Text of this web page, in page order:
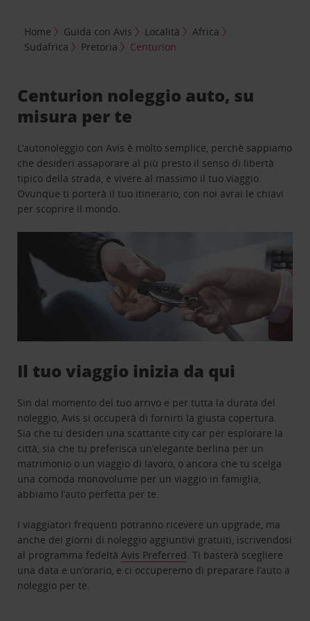
Home Guida con Avis Località
Africa
Sudafrica
Pretoria Centurion
Centurion noleggio auto, su
misura per te
L’autonoleggio con Avis è molto semplice, perchè sappiamo
che desideri assaporare al più presto il senso di libertà
tipico della strada, e vivere al massimo il tuo viaggio.
Ovunque ti porterà il tuo itinerario, con noi avrai le chiavi
per scoprire il mondo.
Il tuo viaggio inizia da qui
Sin dal momento del tuo arrivo e per tutta la durata del
noleggio, Avis si occuperà di fornirti la giusta copertura.
Sia che tu desideri una scattante city car per esplorare la
città, sia che tu preferisca un’elegante berlina per un
matrimonio o un viaggio di lavoro, o ancora che tu scelga
una comoda monovolume per un viaggio in famiglia,
abbiamo l’auto perfetta per te.
I viaggiatori frequenti potranno ricevere un upgrade, ma
anche dei giorni di noleggio aggiuntivi gratuiti, iscrivendosi
al programma fedeltàAvis Preferred. Ti basterà scegliere
una data e un’orario, e ci occuperemo di preparare l’auto a
noleggio per te.